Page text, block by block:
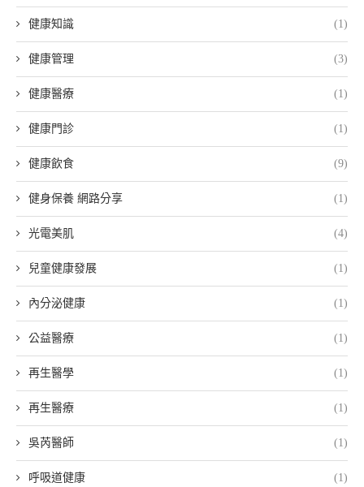
健康知識 (1)
健康管理 (3)
健康醫療 (1)
健康門診 (1)
健康飲食 (9)
健身保養 網路分享 (1)
光電美肌 (4)
兒童健康發展 (1)
內分泌健康 (1)
公益醫療 (1)
再生醫學 (1)
再生醫療 (1)
吳芮醫師 (1)
呼吸道健康 (1)